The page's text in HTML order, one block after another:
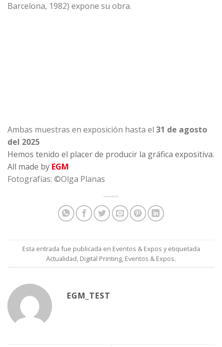
Barcelona, 1982) expone su obra.
Ambas muestras en exposición hasta el 31 de agosto
del 2025
Hemos tenido el placer de producir la gráfica expositiva.
All made by EGM
Fotografías: ©Olga Planas
Esta entrada fue publicada en Eventos & Expos y etiquetada
Actualidad Digital Printing Eventos & Expos.
EGM_TEST